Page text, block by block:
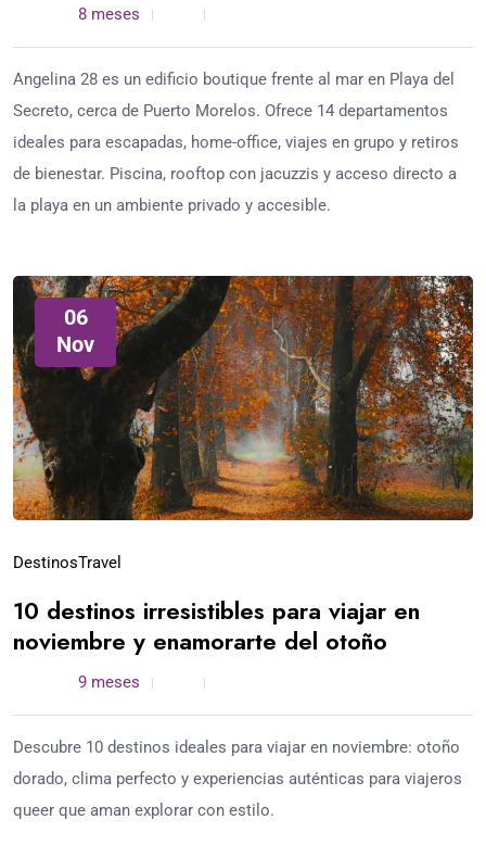
8 meses
Angelina 28 es un edificio boutique frente al mar en Playa del
Secreto, cerca de Puerto Morelos. Ofrece 14 departamentos
ideales para escapadas, home-office, viajes en grupo y retiros
de bienestar. Piscina, rooftop con jacuzzis y acceso directo a
la playa en un ambiente privado y accesible.
06
Nov
DestinosTravel
10 destinos irresistibles para viajar en
noviembre y enamorarte del otoño
9 meses
Descubre 10 destinos ideales para viajar en noviembre: otoño
dorado, clima perfecto y experiencias auténticas para viajeros
queer que aman explorar con estilo.